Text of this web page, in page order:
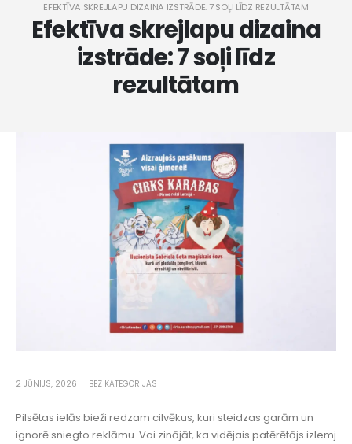
EFEKTĪVA SKREJLAPU DIZAINA IZSTRĀDE: 7 SOĻI LĪDZ REZULTĀTAM
Efektīva skrejlapu dizaina
izstrāde: 7 soļi līdz
rezultātam
2 JŪNIJS, 2026 BEZ KATEGORIJAS
Pilsētas ielās bieži redzam cilvēkus, kuri steidzas garām un
ignorē sniegto reklāmu. Vai zinājāt, ka vidējais patērētājs izlemj